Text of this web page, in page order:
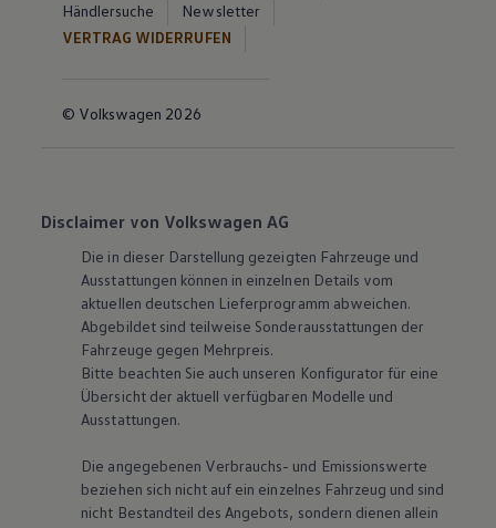
Händlersuche
Newsletter
VERTRAG WIDERRUFEN
© Volkswagen 2026
Disclaimer von Volkswagen AG
Die in dieser Darstellung gezeigten Fahrzeuge und
Ausstattungen können in einzelnen Details vom
aktuellen deutschen Lieferprogramm abweichen.
Abgebildet sind teilweise Sonderausstattungen der
Fahrzeuge gegen Mehrpreis.
Bitte beachten Sie auch unseren Konfigurator für eine
Übersicht der aktuell verfügbaren Modelle und
Ausstattungen.
Die angegebenen Verbrauchs- und Emissionswerte
beziehen sich nicht auf ein einzelnes Fahrzeug und sind
nicht Bestandteil des Angebots, sondern dienen allein